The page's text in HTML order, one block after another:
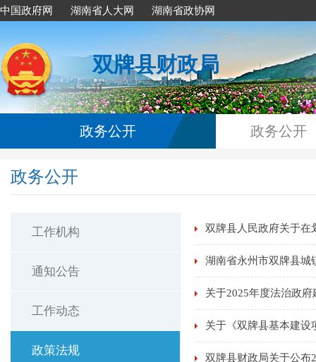
中国政府网 湖南省人大网 湖南省政协网
双牌县财政局
政务公开 政务公开
政务公开
工作机构
通知公告
工作动态
政策法规
双牌县人民政府关于在
湖南省永州市双牌县城
关于2025年度法治政
关于《双牌县基本建设
双牌县财政局关于公布